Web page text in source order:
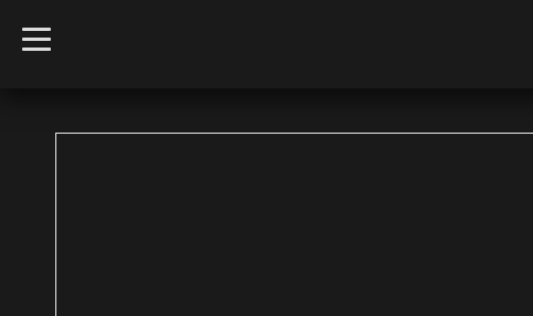
t
o